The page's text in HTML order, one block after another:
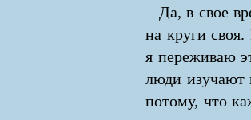
– Да, в свое
на круги
я переживаю
люди изучают
потому, что